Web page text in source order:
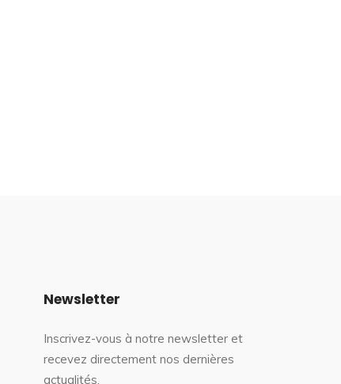
Newsletter
Inscrivez-vous à notre newsletter et
recevez directement nos dernières
actualités.